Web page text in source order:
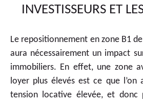
INVESTISSEURS ET
Le repositionnement en zone B1
aura nécessairement un impact
immobiliers. En effet, une zone
loyer plus élevés est ce que l’on
tension locative élevée, et donc